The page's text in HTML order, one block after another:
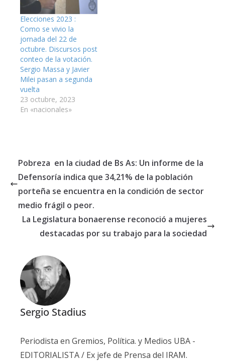
Elecciones 2023 :
Como se vivio la
jornada del 22 de
octubre. Discursos post
conteo de la votación.
Sergio Massa y Javier
Milei pasan a segunda
vuelta
23 octubre, 2023
En «nacionales»
Pobreza en la ciudad de Bs As: Un informe de la
Defensoría indica que 34,21%​ ​de la población
porteña se encuentra en la condición de sector
medio frágil o peor​.
La Legislatura bonaerense reconoció a mujeres
destacadas por su trabajo para la sociedad
Sergio Stadius
Periodista en Gremios, Política. y Medios UBA -
EDITORIALISTA / Ex jefe de Prensa del IRAM.